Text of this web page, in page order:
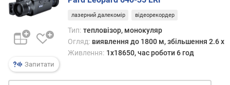
д
о
о
г
и
Запитати
лазерний далекомір відеорекордер
Тип: тепловізор, монокуляр
Огляд: виявлення до 1800 м, збільшення 2.6 x
Живлення: 1x18650, час роботи 6 год